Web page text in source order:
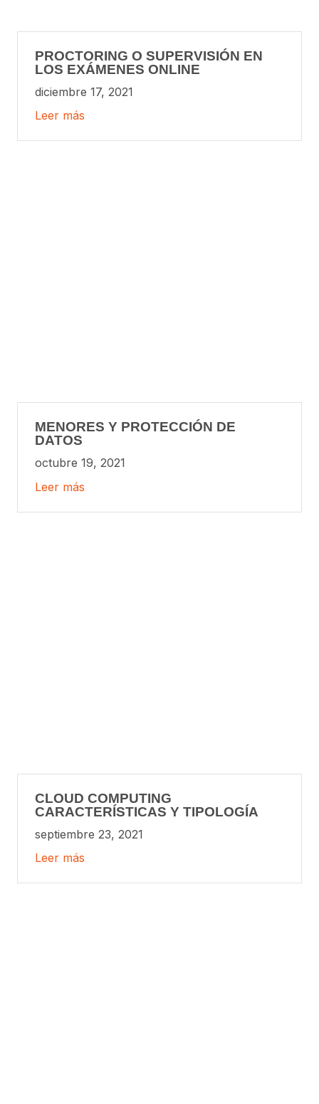
PROCTORING O SUPERVISIÓN EN
LOS EXÁMENES ONLINE
diciembre 17, 2021
Leer más
MENORES Y PROTECCIÓN DE
DATOS
octubre 19, 2021
Leer más
CLOUD COMPUTING
CARACTERÍSTICAS Y TIPOLOGÍA
septiembre 23, 2021
Leer más